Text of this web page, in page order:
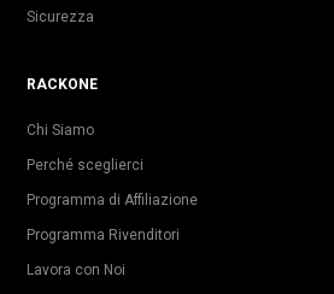
Sicurezza
RACKONE
Chi Siamo
Perché sceglierci
Programma di Affiliazione
Programma Rivenditori
Lavora con Noi